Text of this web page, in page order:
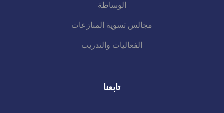
الوساطة
مجالس تسوية المنازعات
الفعاليات والتدريب
تابعنا